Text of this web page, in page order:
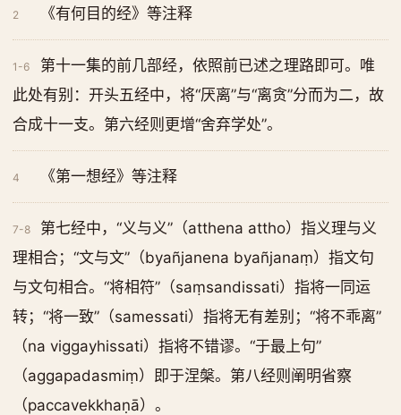
2 《有何目的经》等注释
1-6
第十一集的前几部经，依照前已述之理路即可。唯
此处有别：开头五经中，将“厌离”与“离贪”分而为二，故
合成十一支。第六经则更增“舍弃学处”。
4 《第一想经》等注释
7-8
第七经中，“义与义”（atthena attho）指义理与义
理相合；“文与文”（byañjanena byañjanaṃ）指文句
与文句相合。“将相符”（saṃsandissati）指将一同运
转；“将一致”（samessati）指将无有差别；“将不乖离”
（na viggayhissati）指将不错谬。“于最上句”
（aggapadasmiṃ）即于涅槃。第八经则阐明省察
（paccavekkhaṇā）。